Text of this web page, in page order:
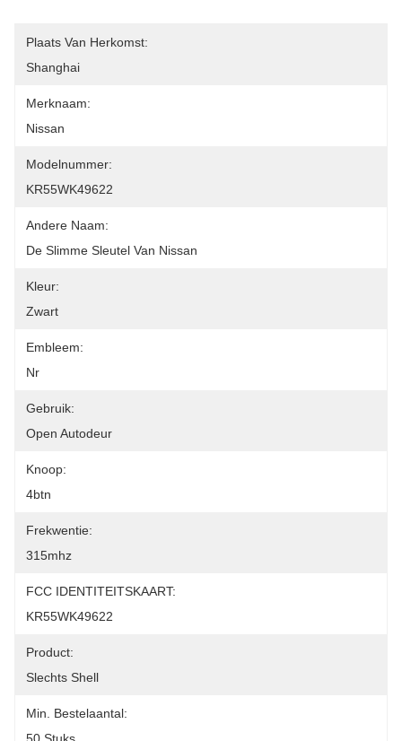
Plaats Van Herkomst:
Shanghai
Merknaam:
Nissan
Modelnummer:
KR55WK49622
Andere Naam:
De Slimme Sleutel Van Nissan
Kleur:
Zwart
Embleem:
Nr
Gebruik:
Open Autodeur
Knoop:
4btn
Frekwentie:
315mhz
FCC IDENTITEITSKAART:
KR55WK49622
Product:
Slechts Shell
Min. Bestelaantal: